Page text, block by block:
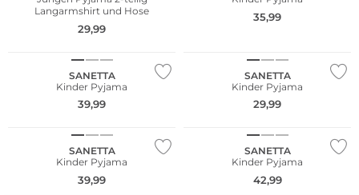
Langarmshirt und Hose
29,99
35,99
SANETTA
Kinder Pyjama
39,99
SANETTA
Kinder Pyjama
29,99
SANETTA
Kinder Pyjama
39,99
SANETTA
Kinder Pyjama
42,99